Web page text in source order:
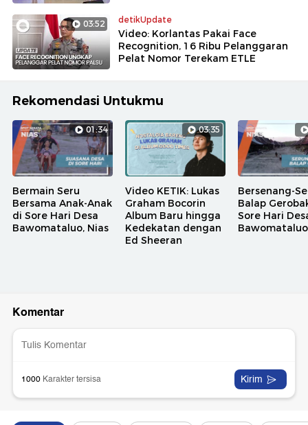
03:52 detikUpdate
Video: Korlantas Pakai Face
Recognition, 16 Ribu Pelanggaran
Pelat Nomor Terekam ETLE
Rekomendasi Untukmu
01:34
Bermain Seru
Bersama Anak-Anak
di Sore Hari Desa
Bawomataluo, Nias
03:35
Video KETIK: Lukas
Graham Bocorin
Album Baru hingga
Kedekatan dengan
Ed Sheeran
Bersenang-
Balap
Sore Hari